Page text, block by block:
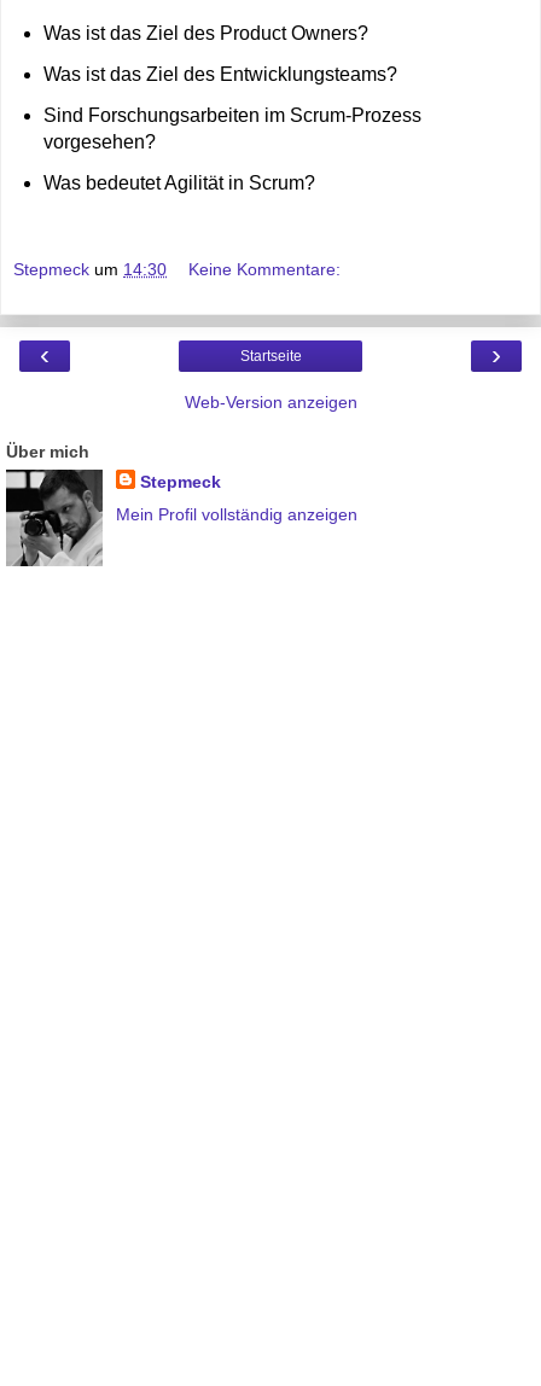
Was ist das Ziel des Product Owners?
Was ist das Ziel des Entwicklungsteams?
Sind Forschungsarbeiten im Scrum-Prozess
vorgesehen?
Was bedeutet Agilität in Scrum?
Stepmeck um 14:30 Keine Kommentare:
‹ ›
Startseite
Web-Version anzeigen
Über mich
Stepmeck
Mein Profil vollständig anzeigen